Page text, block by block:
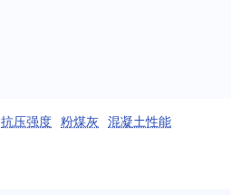
抗压强度 粉煤灰 混凝土性能